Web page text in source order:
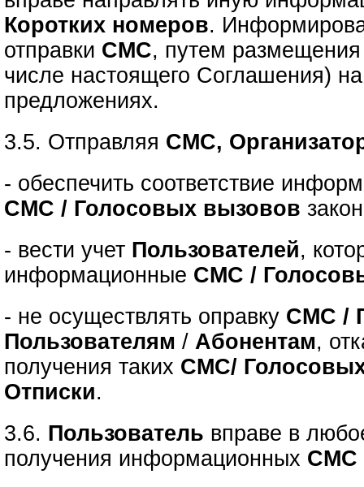
Коротких номеров.
отправки СМС, путем
числе настоящего Соглашения)
предложениях.
3.5. Отправляя СМС,
- обеспечить соответствие
СМС / Голосовых вызовов
- вести учет Пользователей,
информационные СМС /
- не осуществлять оправку СМС /
Пользователям /Абонентам,
получения таких СМС/
Отписки.
3.6. Пользователь вправе в
получения информационных СМС